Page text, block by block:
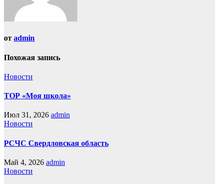
от admin
Похожая запись
Новости
ТОР «Моя школа»
Июл 31, 2026 admin
Новости
РСЧС Свердловская область
Май 4, 2026 admin
Новости